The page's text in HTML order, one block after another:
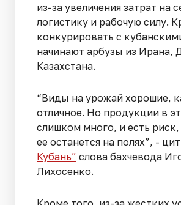
из-за увеличения затрат на
логистику и рабочую силу.
конкурировать с
начинают арбузы из Ирана,
Казахстана.
“Виды на урожай хорошие,
отличное. Но продукции в
слишком много, и есть риск,
ее останется на полях”, -
Кубань” слова бахчевода
Лихосенко.